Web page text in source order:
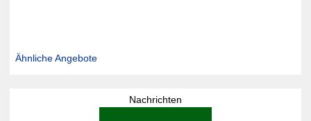
Ähnliche Angebote
Nachrichten